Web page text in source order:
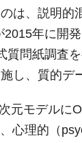
は、説明的
2015年に開
質問紙調査
し、質的デ
元モデルに
心理的（